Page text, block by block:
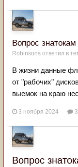
Вопрос
Robinsons ответил в
В жизни данные
от "рабочих"
выемок на краю
3 ноября 2024
Вопрос